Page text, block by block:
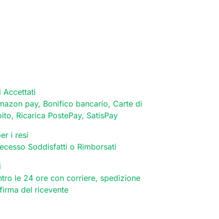
Accettati
pay, Bonifico bancario, Carte di
Ricarica PostePay, SatisPay
i resi
Soddisfatti o Rimborsati
le 24 ore con corriere, spedizione
del ricevente